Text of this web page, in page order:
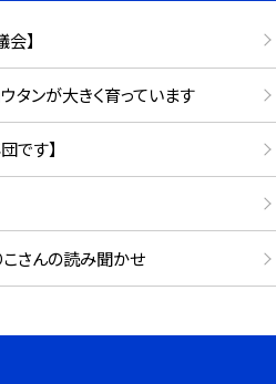
】
タンが大きく育っています
です】
さんの読み聞かせ